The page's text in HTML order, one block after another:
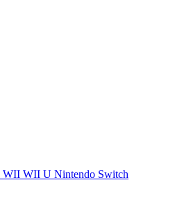
WII WII U Nintendo Switch